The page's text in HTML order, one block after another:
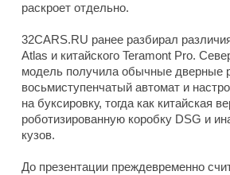
раскроет отдельно.
32CARS.RU ранее разбирал
Atlas и китайского Teramont Pro.
модель получила обычные дверные
восьмиступенчатый автомат и
на буксировку, тогда как китайская
роботизированную коробку DSG и
кузов.
До презентации преждевременно